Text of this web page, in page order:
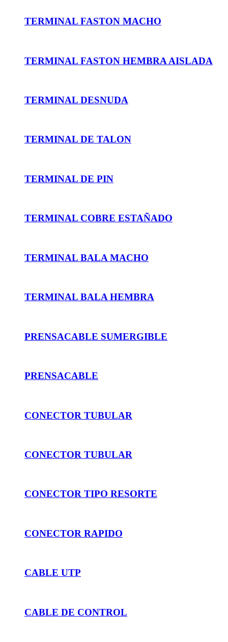
TERMINAL FASTON MACHO
TERMINAL FASTON HEMBRA AISLADA
TERMINAL DESNUDA
TERMINAL DE TALON
TERMINAL DE PIN
TERMINAL COBRE ESTAÑADO
TERMINAL BALA MACHO
TERMINAL BALA HEMBRA
PRENSACABLE SUMERGIBLE
PRENSACABLE
CONECTOR TUBULAR
CONECTOR TUBULAR
CONECTOR TIPO RESORTE
CONECTOR RAPIDO
CABLE UTP
CABLE DE CONTROL